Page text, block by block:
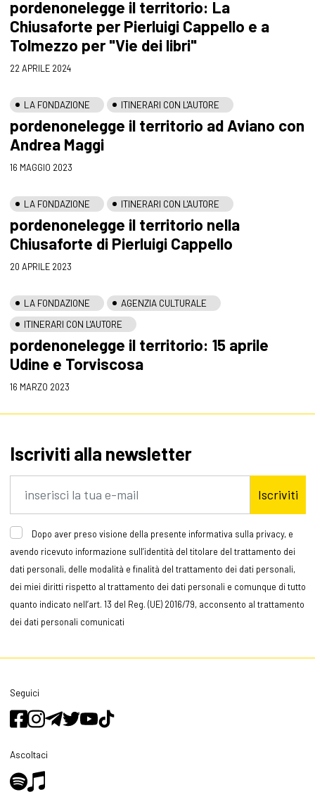
pordenonelegge il territorio: La
Chiusaforte per Pierluigi Cappello e a
Tolmezzo per "Vie dei libri"
22 APRILE 2024
LA FONDAZIONE ITINERARI CON L'AUTORE
pordenonelegge il territorio ad Aviano con
Andrea Maggi
16 MAGGIO 2023
LA FONDAZIONE ITINERARI CON L'AUTORE
pordenonelegge il territorio nella
Chiusaforte di Pierluigi Cappello
20 APRILE 2023
LA FONDAZIONE
AGENZIA CULTURALE
ITINERARI CON L'AUTORE
pordenonelegge il territorio: 15 aprile
Udine e Torviscosa
16 MARZO 2023
Iscriviti alla newsletter
Iscriviti
Dopo aver preso visione della presente informativa sulla privacy, e
avendo ricevuto informazione sull’identità del titolare del trattamento dei
dati personali, delle modalità e finalità del trattamento dei dati personali,
dei miei diritti rispetto al trattamento dei dati personali e comunque di tutto
quanto indicato nell’art. 13 del Reg. (UE) 2016/79, acconsento al trattamento
dei dati personali comunicati
Seguici
Ascoltaci